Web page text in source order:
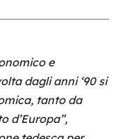
e
dagli anni ‘90 si
tanto da
d’Europa”,